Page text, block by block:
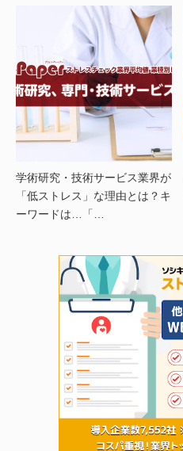
学術研究・技術サービス業界が
「低ストレス」な理由とは？キ
ーワードは…「…